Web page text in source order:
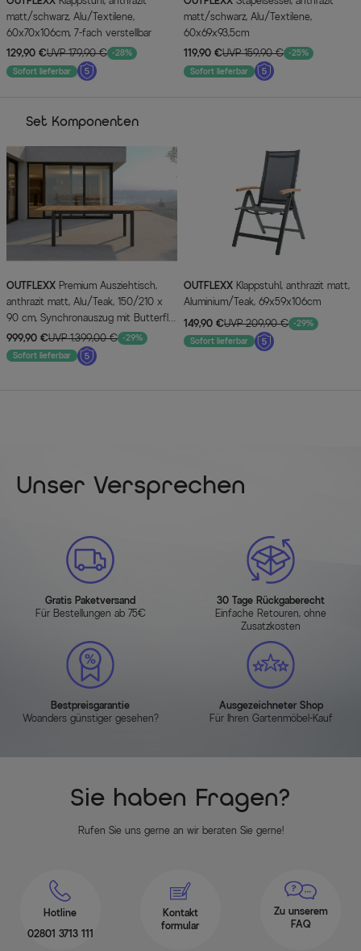
matt/schwarz, Alu/Textilene,
60x70x106cm, 7-fach verstellbar
129,90 €UVP 179,90 € -28%
Sofort lieferbar
matt/schwarz, Alu/Textilene,
60x69x93,5cm
119,90 €UVP 159,90 € -25%
Sofort lieferbar
Set Komponenten
OUTFLEXX
anthrazit matt, Alu/Teak, 150/210 x
90 cm, Synchronauszug mit Butterfly-
Funktion
999,90 €UVP 1.399,00 € -29%
Sofort lieferbar
OUTFLEXX
Aluminium/Teak, 69x59x106cm
149,90 €UVP 209,90 € -29%
Sofort lieferbar
Unser Versprechen
Gratis Paketversand
Für Bestellungen ab 75€
30 Tage Rückgaberecht
Einfache Retouren, ohne
Zusatzkosten
Bestpreisgarantie
Woanders günstiger gesehen?
Ausgezeichneter Shop
Für Ihren Gartenmöbel-Kauf
Sie haben Fragen?
Rufen Sie uns gerne an wir beraten Sie gerne!
Hotline
02801 3713 111
Kontakt
formular
Zu unserem
FAQ